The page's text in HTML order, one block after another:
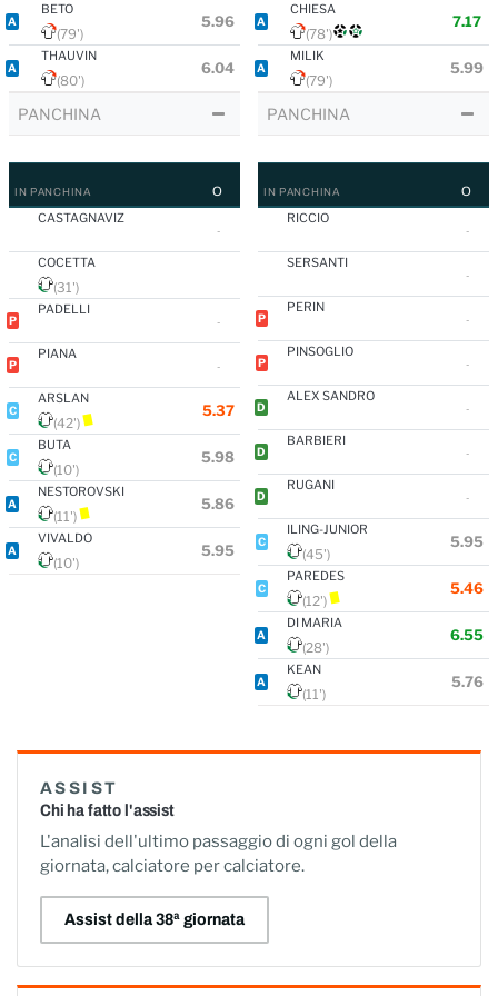
A
BETO
(79')
5.96
A
THAUVIN
(80')
6.04
PANCHINA
IN PANCHINA
O
CASTAGNAVIZ
-
COCETTA
(31')
P
PADELLI
-
P
PIANA
-
C
ARSLAN
(42')
5.37
C
BUTA
(10')
5.98
A
NESTOROVSKI
(11')
5.86
A
VIVALDO
(10')
5.95
A
CHIESA
(78')
7.17
A
MILIK
(79')
5.99
PANCHINA
IN PANCHINA
O
RICCIO
-
SERSANTI
-
P
PERIN
-
P
PINSOGLIO
-
D
ALEX SANDRO
-
D
BARBIERI
-
D
RUGANI
-
C
ILING-JUNIOR
(45')
5.95
C
PAREDES
(12')
5.46
A
DI MARIA
(28')
6.55
A
KEAN
(11')
5.76
ASSIST
Chi ha fatto l'assist
L'analisi dell'ultimo passaggio di ogni gol della
giornata, calciatore per calciatore.
Assist della 38ª giornata